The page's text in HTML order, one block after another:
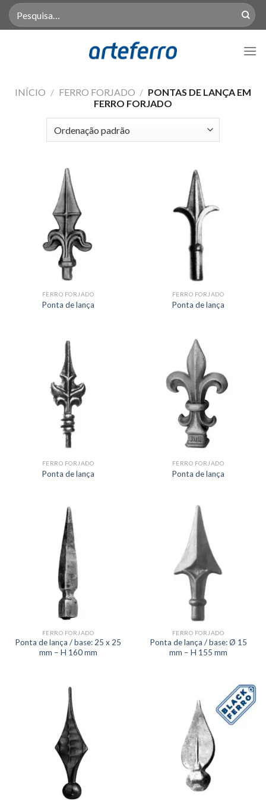
SkipPesquisar
por:
INÍCIO / FERRO FORJADO / PONTAS DE LANÇA EM
FERRO FORJADO
FERRO FORJADO
Ponta de lança
FERRO FORJADO
Ponta de lança
FERRO FORJADO
Ponta de lança
FERRO FORJADO
Ponta de lança
FERRO FORJADO
Ponta de lança / base: 25 x 25
mm – H 160 mm
FERRO FORJADO
Ponta de lança / base: Ø 15
mm – H 155 mm